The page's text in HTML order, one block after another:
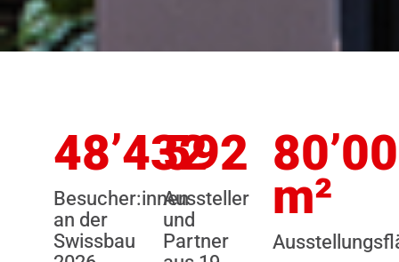
48’432
Besucher:innen
an der
Swissbau
592
Aussteller
und
Partner
m²